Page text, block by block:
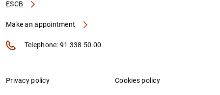
ESCB
Make an appointment
Telephone: 91 338 50 00
Privacy policy Cookies policy